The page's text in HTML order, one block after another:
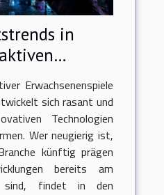
in
für
Geräte
Erwachsenenspiele
sich rasant und
Technologien
Wer neugierig ist,
künftig prägen
bereits am
sind, findet in den